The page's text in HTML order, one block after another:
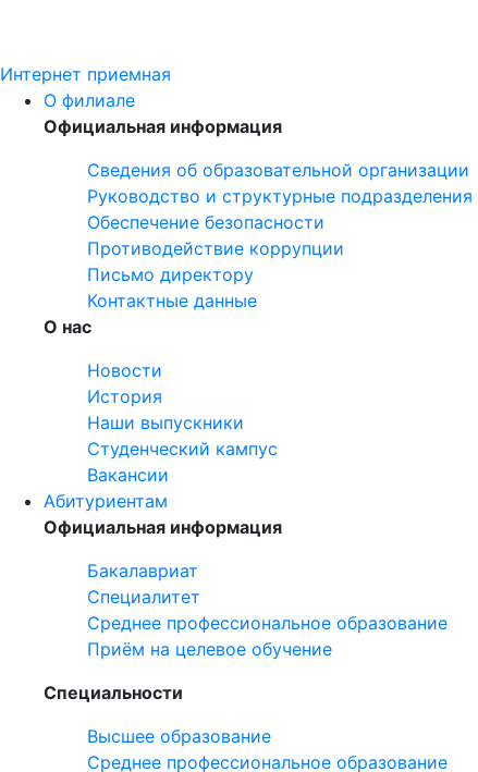
Интернет приемная
О филиале
Официальная информация
Сведения об образовательной организации
Руководство и структурные подразделения
Обеспечение безопасности
Противодействие коррупции
Письмо директору
Контактные данные
О нас
Новости
История
Наши выпускники
Студенческий кампус
Вакансии
Абитуриентам
Официальная информация
Бакалавриат
Специалитет
Среднее профессиональное образование
Приём на целевое обучение
Специальности
Высшее образование
Среднее профессиональное образование